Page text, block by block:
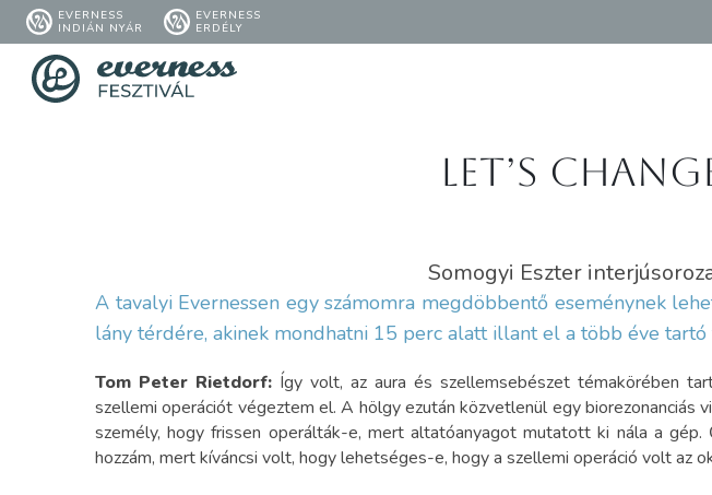
EVERNESS
INDIÁN NYÁR
EVERNESS
ERDÉLY
Let’s
Somogyi Eszter
A tavalyi Evernessen egy számomra megdöbbentő eseménynek
lány térdére, akinek mondhatni 15 perc alatt illant el a több éve
Tom Peter Rietdorf: Így volt, az aura és szellemsebészet témakörében
szellemi operációt végeztem el. A hölgy ezután közvetlenül egy
személy, hogy frissen operálták-e, mert altatóanyagot mutatott ki nála a
hozzám, mert kíváncsi volt, hogy lehetséges-e, hogy a szellemi operáció volt az